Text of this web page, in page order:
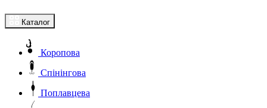
Каталог
Коропова
Спінінгова
Поплавцева